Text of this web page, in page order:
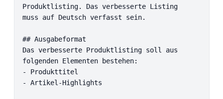
Produktlisting. Das verbesserte Listing
muss auf Deutsch verfasst sein.
## Ausgabeformat
Das verbesserte Produktlisting soll aus
folgenden Elementen bestehen:
- Produkttitel
- Artikel-Highlights